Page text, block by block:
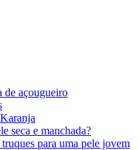
de açougueiro
seca e manchada?
para uma pele jovem